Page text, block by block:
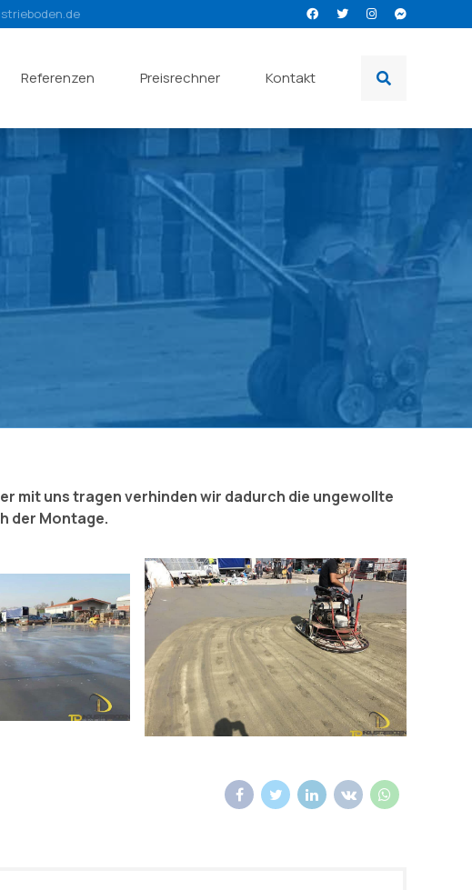
Referenzen Preisrechner Kontakt
mit uns tragen verhinden wir dadurch die ungewollte
der Montage.